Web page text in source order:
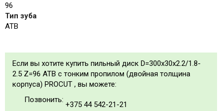
96
Тип зуба
ATB
Если вы хотите купить пильный диск D=300x30x2.2/1.8-
2.5 Z=96 ATB с тонким пропилом (двойная толщина
корпуса) PROCUT , вы можете:
Позвонить:
+375 44 542-21-21